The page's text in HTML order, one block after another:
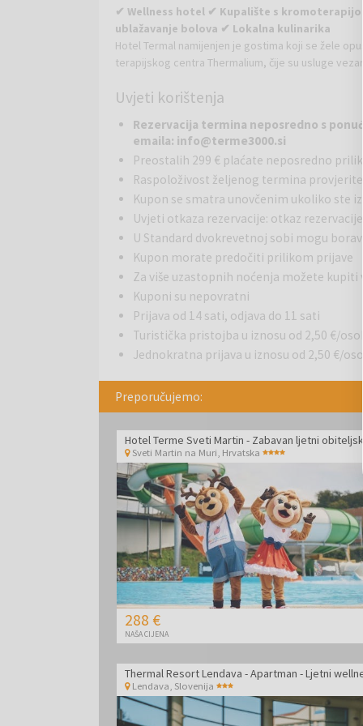
✔ Wellness hotel ✔ Kupalište s
ublažavanje bolova ✔ Lokalna kulinarika
Hotel Termal namijenjen je gostima koji se žele
terapijskog centra Thermalium, čije su usluge
tišinu, što hotelsku atmosferu i atmosferu u 136
Hotel nudi razne vođene vježbe te zdravstvene i
potpuno obnovljenim zatvorenim bazenom u
vode, osjetiti snagu kristala i umirujući učinak
Hotel Termal raspolaže sa 136 soba, od toga 108
dvokrevetna soba s pogledom na park: u sobi
jednosjed.
Kupalište Termal spaja jedinstvenost blagotvorne
poznata po svojim iznimnim svojstvima. Istražiti
u blagotvornoj energiji kristalne munje kristala
ametist će u vama probuditi unutarnji mir, a
kromoterapiju - terapija bojama i obojenim
moguće plivati ​​u bazenu s crnom
hotela imaju besplatan pristup pustolovnom
Gostima Hotela Termal na raspolaganju je
terapijskom odmoru. Kao i ostali restorani u
Uvjeti korištenja
Rezervacija termina neposredno s
emaila: info@terme3000.si
Preostalih 299 € plaćate neposredno
Raspoloživost željenog termina
Kupon se smatra unovčenim ukoliko ste
Uvjeti otkaza rezervacije: otkaz
U Standard dvokrevetnoj sobi mogu
Kupon morate predočiti prilikom prijave
Za više uzastopnih noćenja možete
Kuponi su nepovratni
Prijava od 14 sati, odjava do 11 sati
Turistička pristojba u iznosu od 2,50 €/
Jednokratna prijava u iznosu od 2,50 €/
Preporučujemo:
Sveti Martin na Muri Hrvatska
288 €
NAŠA CIJENA
Lendava Slovenija